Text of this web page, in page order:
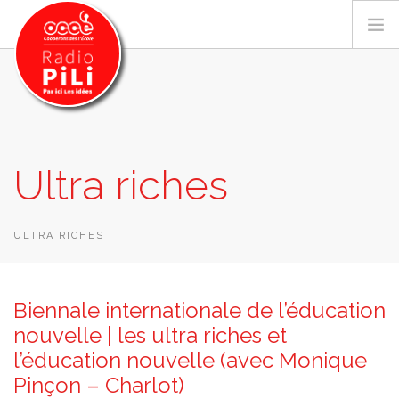
GRILLE DES PROGRAMMES
EMISSIONS / PODCASTS
RECHERCHER
CONTACT
Ultra riches
ULTRA RICHES
Biennale internationale de l’éducation
nouvelle | les ultra riches et
l’éducation nouvelle (avec Monique
Pinçon – Charlot)